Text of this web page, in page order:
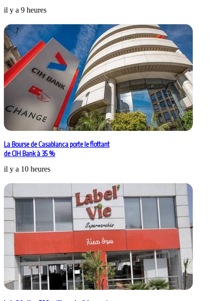
il y a 9 heures
La Bourse de Casablanca porte le flottant
de CIH Bank à 35 %
il y a 10 heures